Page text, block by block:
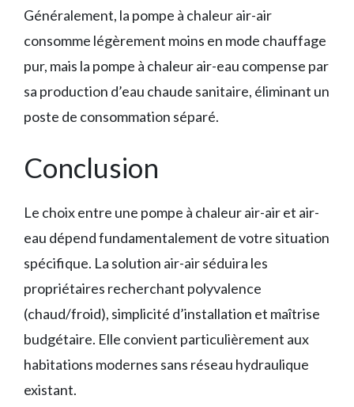
Généralement, la pompe à chaleur air-air
consomme légèrement moins en mode chauffage
pur, mais la pompe à chaleur air-eau compense par
sa production d’eau chaude sanitaire, éliminant un
poste de consommation séparé.
Conclusion
Le choix entre une pompe à chaleur air-air et air-
eau dépend fundamentalement de votre situation
spécifique. La solution air-air séduira les
propriétaires recherchant polyvalence
(chaud/froid), simplicité d’installation et maîtrise
budgétaire. Elle convient particulièrement aux
habitations modernes sans réseau hydraulique
existant.